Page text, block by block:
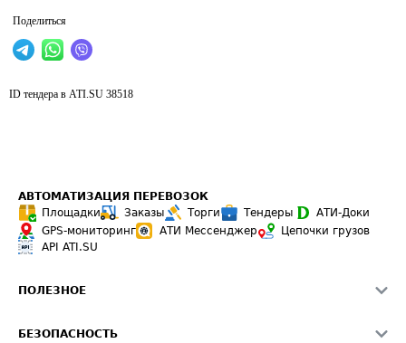
Поделиться
ID тендера в ATI.SU 38518
АВТОМАТИЗАЦИЯ ПЕРЕВОЗОК
Площадки
Заказы Торги Тендеры
АТИ-Доки
GPS-мониторинг
АТИ Мессенджер
Цепочки грузов
API ATI.SU
ПОЛЕЗНОЕ
БЕЗОПАСНОСТЬ